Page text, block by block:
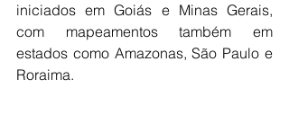
iniciados em Goiás e Minas Gerais,
com mapeamentos também em
estados como Amazonas, São Paulo e
Roraima.